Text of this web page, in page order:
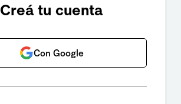
Creá tu cuenta
Con Google